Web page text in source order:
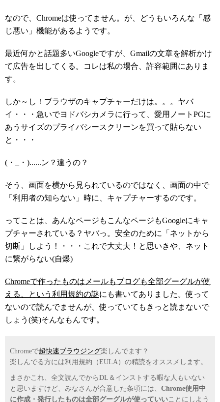
なので、Chromeは使ってません。が、どうもいろんな「感
じ悪い」機能があるようです。
最近何かと話題多いGoogleですが、Gmailの文章を解析かけ
て広告を出してくる。コレは私の場合、許容範囲にありま
す。
しか～し！ブラウザのキャプチャーだけは。。。ヤバ
イ・・・急いでヨドバシカメラに行って、愛用ノートPCに
あうサイズのプライバシースクリーンを買って貼らない
と・・・
(・_・)......ン？違うの？
そう、画面を横から見られているのではなく、画面の中で
「利用者の知らない」時に、キャプチャーするのです。
ってことは、あんなページもこんなページもGoogleにキャ
プチャーされている？ヤバっ。安全のために「ネットから
切断」しよう！・・・これで大丈夫！と思いきや、ネット
に繋がらない(自爆)
Chromeで作ったものはメールもブログも全部グーグルが使
える、という利用規約の謎にも書いてありました。使って
ないので読んでませんが、使っていてもきっと読まないで
しょう(笑)そんなもんです。
Chromeで超快速ブラウジング楽しんでます？
楽しんでる方には利用規約（EULA）の精読をオススメします。
まさかこれ、全文読んでからDL＆インストする暇な人もいない
と思いますけど、みなさんが合意した条項には、 Chrome使用中
に作成・発行したものは全部グーグルが使っていいことにしよう